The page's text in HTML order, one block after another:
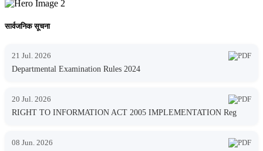
सार्वजनिक सूचना
21 Jul. 2026
Departmental Examination Rules 2024
20 Jul. 2026
RIGHT TO INFORMATION ACT 2005 IMPLEMENTATION Reg
08 Jun. 2026